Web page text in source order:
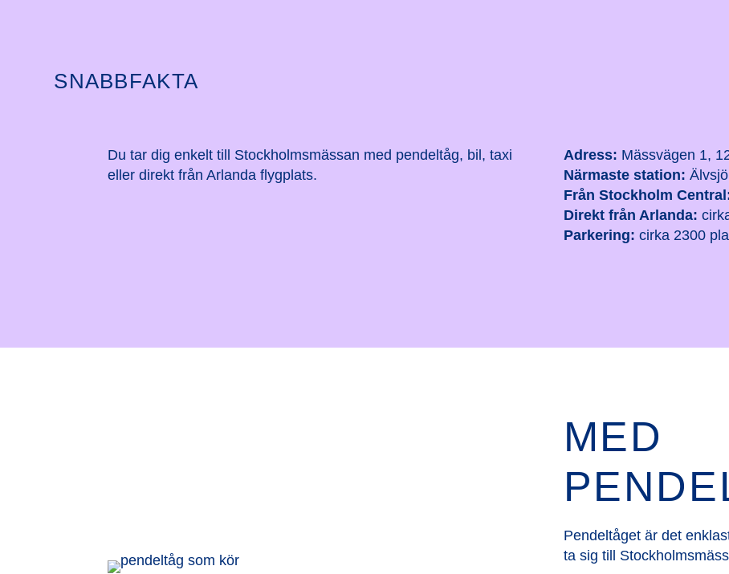
SNABBFAKTA
Du tar dig enkelt till Stockholmsmässan med pendeltåg, bil, taxi
eller direkt från Arlanda flygplats.
Adress: Mässvägen 1,
Närmaste station:
Från Stockholm
Direkt från Arlanda:
Parkering: cirka 2300
MED
Pendeltåget är det
ta sig till